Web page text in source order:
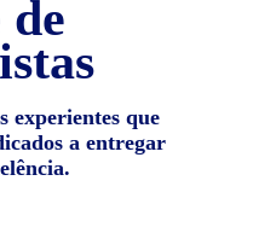
experientes que
a entregar